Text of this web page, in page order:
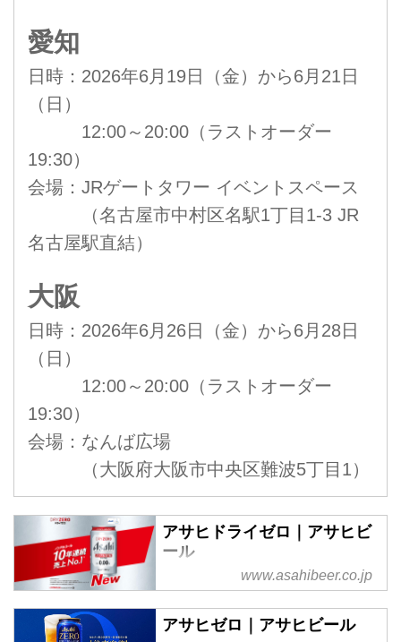
愛知
日時：2026年6月19日（金）から6月21日
（日）
12:00～20:00（ラストオーダー
19:30）
会場：JRゲートタワー イベントスペース
（名古屋市中村区名駅1丁目1-3 JR
名古屋駅直結）
大阪
日時：2026年6月26日（金）から6月28日
（日）
12:00～20:00（ラストオーダー
19:30）
会場：なんば広場
（⼤阪府⼤阪市中央区難波5丁⽬1）
アサヒドライゼロ｜アサヒビ
ール
気持ちアガる瞬間に。 アサヒド
www.asahibeer.co.jp
アサヒゼロ｜アサヒビール